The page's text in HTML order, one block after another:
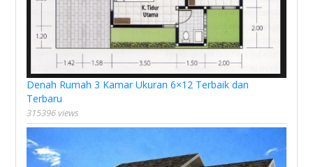
Denah Rumah 3 Kamar Ukuran 6×12 Terbaik dan
Terbaru
315396 views